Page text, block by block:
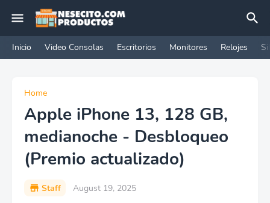
Inicio Video Consolas Escritorios Monitores Relojes
Home
Apple iPhone 13, 128 GB,
medianoche - Desbloqueo
(Premio actualizado)
Staff August 19, 2025